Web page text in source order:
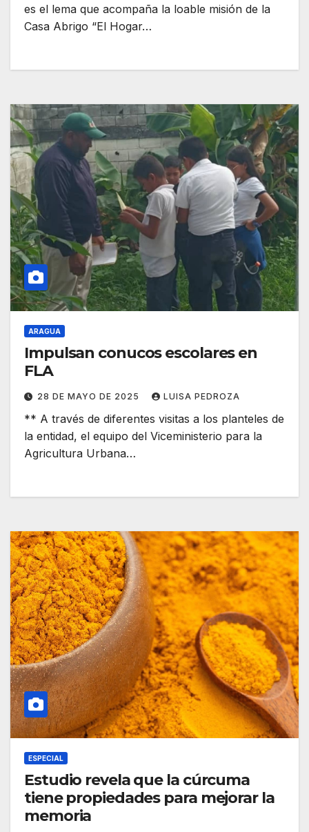
es el lema que acompaña la loable misión de la
Casa Abrigo “El Hogar…
ARAGUA
Impulsan conucos escolares en
FLA
28 DE MAYO DE 2025 LUISA PEDROZA
** A través de diferentes visitas a los planteles de
la entidad, el equipo del Viceministerio para la
Agricultura Urbana…
ESPECIAL
Estudio revela que la cúrcuma
tiene propiedades para mejorar la
memoria